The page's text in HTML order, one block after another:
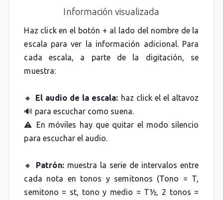
Información visualizada
Haz click en el botón + al lado del nombre de la
escala para ver la información adicional. Para
cada escala, a parte de la digitación, se
muestra:
🔸 El audio de la escala: haz click el el altavoz
🔊 para escuchar como suena.
⚠️ En móviles hay que quitar el modo silencio
para escuchar el audio.
🔸 Patrón:muestra la serie de intervalos entre
cada nota en tonos y semitonos (Tono = T,
semitono = st, tono y medio = T½, 2 tonos =